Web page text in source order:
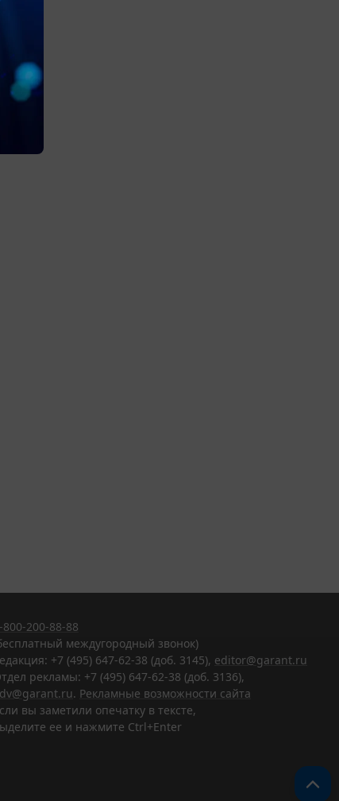
800-200-88-88
междугородный звонок)
+7 (495) 647-62-38 (доб. 3145), editor@garant.ru
рекламы: +7 (495) 647-62-38 (доб. 3136),
. Рекламные возможности сайта
вы заметили опечатку в тексте,
ее и нажмите Ctrl+Enter